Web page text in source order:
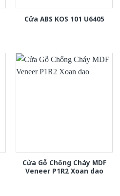
Cửa ABS KOS 101 U6405
Cửa Gỗ Chống Cháy MDF
Veneer P1R2 Xoan dao